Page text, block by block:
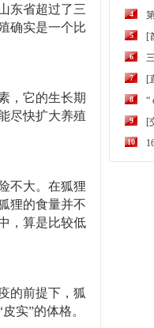
东省超过了三
确实是一个比
，它的生长期
尽快扩大养殖
不大。在狐狸
狸的食量并不
，算是比较低
的前提下，狐
实”的体格。
4
5 [
6
7 [
8 “
9 [
10